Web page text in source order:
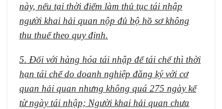
này, nếu tại thời điểm làm thủ tục tái nhập
người khai hải quan nộp đủ bộ hồ sơ không
thu thuế theo quy định.
5. Đối với hàng hóa tái nhập để tái chế thì thời
hạn tái chế do doanh nghiệp đăng ký với cơ
quan hải quan nhưng không quá 275 ngày kể
từ ngày tái nhập; Người khai hải quan chưa